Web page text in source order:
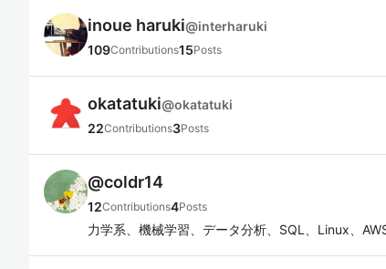
inoue haruki@interharuki
109Contributions15Posts
okatatuki@okatatuki
22Contributions3Posts
@coldr14
12Contributions4Posts
力学系、機械学習、データ分析、SQL、Linux、